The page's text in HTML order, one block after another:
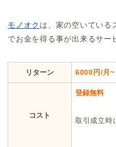
モノオク は、家の空いている
でお金を得る事が出来るサー
リターン 6000円/月~
コスト
登録無料
取引成立時